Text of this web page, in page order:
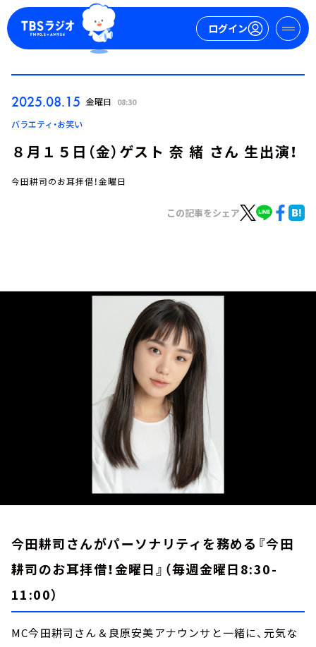
ログイン
ログイン
トピックス
イベント・グッズ
2025.08.15 金曜日 08:30
バラエティ・お笑い
８月１５日（金）ゲスト 奈 緒 さん 生出演！
今田耕司のお耳拝借！金曜日
この記事をシェア
今田耕司さんがパーソナリティを務める『今田
耕司のお耳拝借！金曜日』（毎週金曜日8:30-
11:00）
MC今田耕司さん＆良原安美アナウンサと一緒に、元気な